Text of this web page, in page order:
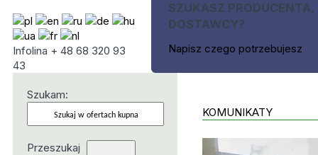
Infolina + 48 68 320 93
43
SZUKASZ PRODUCENTA,
DOSTAWCY?
Napisz czego potrzebujesz
Szukam:
Przeszukaj
KOMUNIKATY